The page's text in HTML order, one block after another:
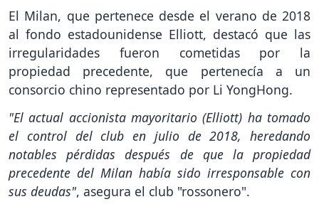
El Milan, que pertenece desde el verano de 2018
al fondo estadounidense Elliott, destacó que las
irregularidades fueron cometidas por la
propiedad precedente, que pertenecía a un
consorcio chino representado por Li YongHong.
"El actual accionista mayoritario (Elliott) ha tomado
el control del club en julio de 2018, heredando
notables pérdidas después de que la propiedad
precedente del Milan había sido irresponsable con
sus deudas", asegura el club "rossonero".